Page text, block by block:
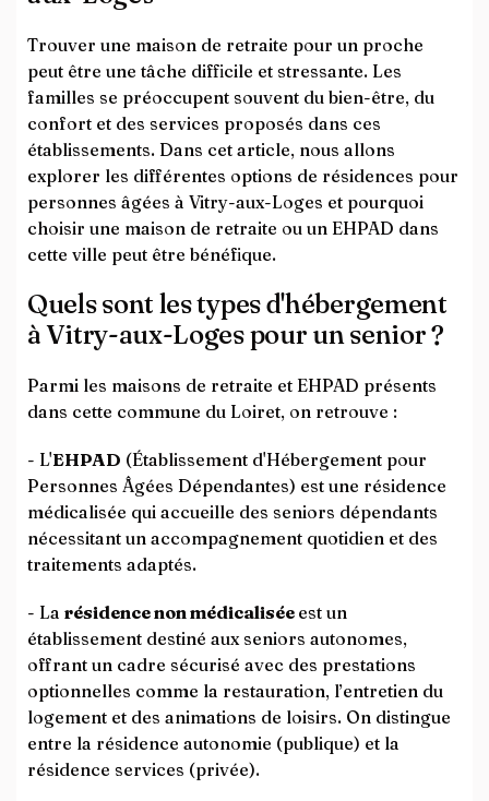
Trouver une maison de retraite pour un proche
peut être une tâche difficile et stressante. Les
familles se préoccupent souvent du bien-être, du
confort et des services proposés dans ces
établissements. Dans cet article, nous allons
explorer les différentes options de résidences pour
personnes âgées à Vitry-aux-Loges et pourquoi
choisir une maison de retraite ou un EHPAD dans
cette ville peut être bénéfique.
Quels sont les types d'hébergement
à Vitry-aux-Loges pour un senior ?
Parmi les maisons de retraite et EHPAD présents
dans cette commune du Loiret, on retrouve :
- L'EHPAD (Établissement d'Hébergement pour
Personnes Âgées Dépendantes) est une résidence
médicalisée qui accueille des seniors dépendants
nécessitant un accompagnement quotidien et des
traitements adaptés.
- La résidence non médicalisée est un
établissement destiné aux seniors autonomes,
offrant un cadre sécurisé avec des prestations
optionnelles comme la restauration, l’entretien du
logement et des animations de loisirs. On distingue
entre la résidence autonomie (publique) et la
résidence services (privée).